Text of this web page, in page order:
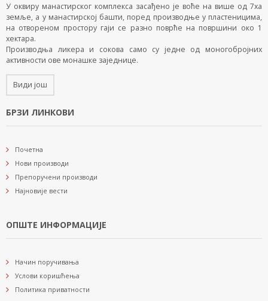
У оквиру манастирског комплекса засађено је воће на више од 7ха
земље, а у манастирској башти, поред производње у пластеницима,
на отвореном простору гаји се разно поврће на површини око 1
хектара.
Производња ликера и сокова само су једне од моногобројних
активности ове монашке заједнице.
Види још
БРЗИ ЛИНКОВИ
Почетна
Нови производи
Препоручени производи
Најновије вести
ОПШТЕ ИНФОРМАЦИЈЕ
Начин поручивања
Услови коришћења
Политика приватности